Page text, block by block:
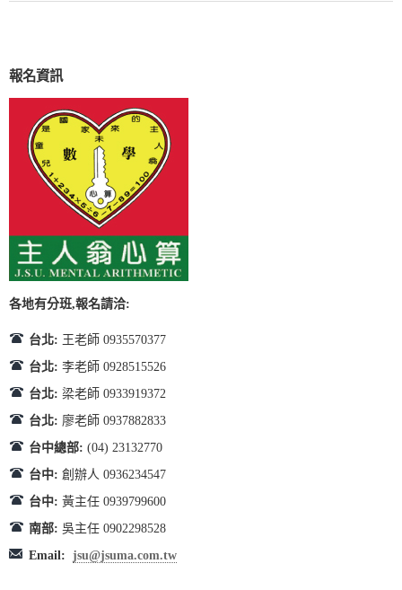
報名資訊
各地有分班,報名請洽:
台北: 王老師 0935570377
台北: 李老師 0928515526
台北: 梁老師 0933919372
台北: 廖老師 0937882833
台中總部: (04) 23132770
台中: 創辦人 0936234547
台中: 黃主任 0939799600
南部: 吳主任 0902298528
Email: jsu@jsuma.com.tw